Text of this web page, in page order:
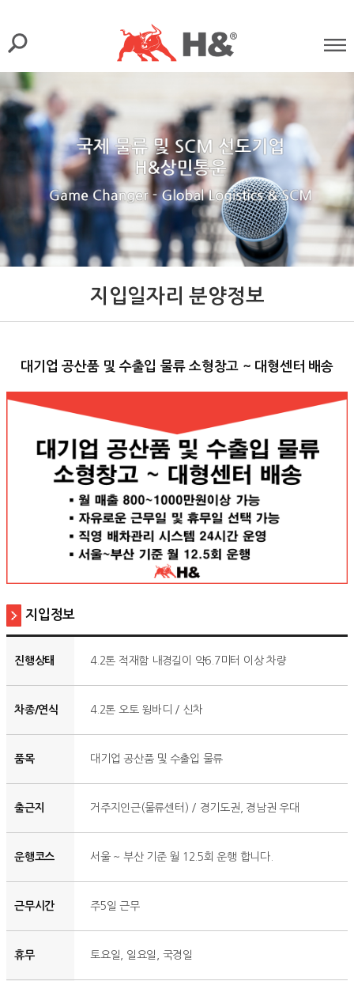
지입일자리 분양정보
대기업 공산품 및 수출입 물류 소형창고 ~ 대형센터 배송
지입정보
진행상태 4.2톤 적재함 내경길이 약6.7미터 이상 차량
차종/연식 4.2톤 오토 윙바디 / 신차
품목 대기업 공산품 및 수출입 물류
출근지 거주지인근(물류센터) / 경기도권, 경남권 우대
운행코스 서울 ~ 부산 기준 월 12.5회 운행 합니다.
근무시간 주5일 근무
휴무 토요일, 일요일, 국경일